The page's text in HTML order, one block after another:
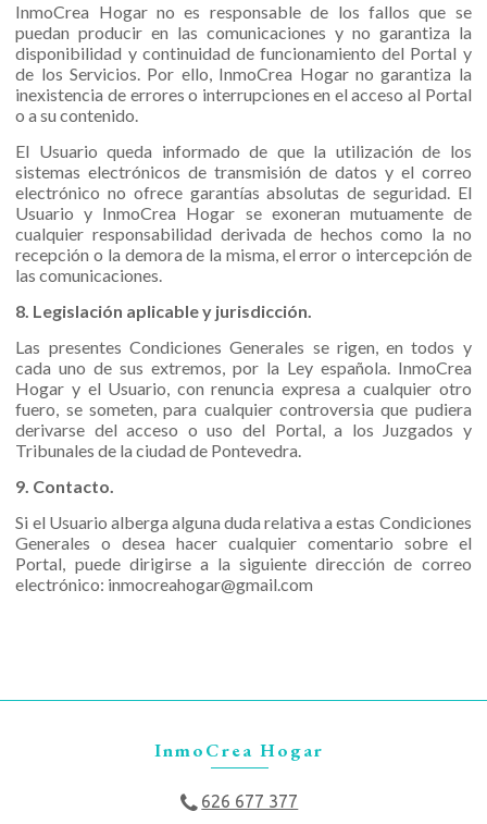
InmoCrea Hogar no es responsable de los fallos que se
puedan producir en las comunicaciones y no garantiza la
disponibilidad y continuidad de funcionamiento del Portal y
de los Servicios. Por ello, InmoCrea Hogar no garantiza la
inexistencia de errores o interrupciones en el acceso al Portal
o a su contenido.
El Usuario queda informado de que la utilización de los
sistemas electrónicos de transmisión de datos y el correo
electrónico no ofrece garantías absolutas de seguridad. El
Usuario y InmoCrea Hogar se exoneran mutuamente de
cualquier responsabilidad derivada de hechos como la no
recepción o la demora de la misma, el error o intercepción de
las comunicaciones.
8. Legislación aplicable y jurisdicción.
Las presentes Condiciones Generales se rigen, en todos y
cada uno de sus extremos, por la Ley española. InmoCrea
Hogar y el Usuario, con renuncia expresa a cualquier otro
fuero, se someten, para cualquier controversia que pudiera
derivarse del acceso o uso del Portal, a los Juzgados y
Tribunales de la ciudad de Pontevedra.
9. Contacto.
Si el Usuario alberga alguna duda relativa a estas Condiciones
Generales o desea hacer cualquier comentario sobre el
Portal, puede dirigirse a la siguiente dirección de correo
electrónico: inmocreahogar@gmail.com
InmoCrea Hogar
626 677 377